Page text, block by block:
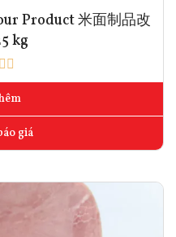
Product 米面制品改
kg
giá